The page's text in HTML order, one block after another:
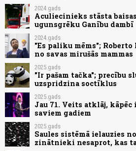
2024.gads
Aculiecinieks stāsta
ugunsgrēku Ganību dambī
2024.gads
"Es paliku mēms";
no savas mirušās mammas
2025.gads
"Ir pašam tačka"; precību
uzspridzina soctīklus
2025.gads
Jau 71. Veits atklāj, kāpēc
saviem gadiem
2025.gads
Saules sistēmā ielauzies
zinātnieki nesaprot, kas